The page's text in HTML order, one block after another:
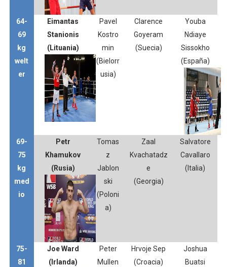
64-
69
kg
welt
er
Eimantas
Stanionis
(Lituania)
Pavel
Kostro
min
(Bielorr
usia)
Clarence
Goyeram
(Suecia)
Youba
Ndiaye
Sissokho
(España)
69-
75
kg
med
io
Petr
Khamukov
(Rusia)
Tomas
z
Jablon
ski
(Poloni
a)
Zaal
Kvachatadz
e
(Georgia)
Salvatore
Cavallaro
(Italia)
75-
81
Joe Ward
(Irlanda)
Peter
Mullen
Hrvoje Sep
(Croacia)
Joshua
Buatsi